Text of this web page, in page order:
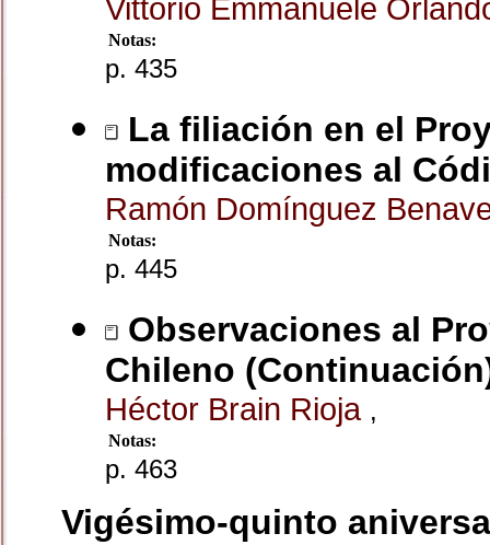
Vittorio Emmanuele
Notas:
p. 435
La filiación en el
modificaciones al
Ramón Domínguez
Notas:
p. 445
Observaciones al
Chileno
Héctor Brain Rioja ,
Notas:
p. 463
Vigésimo-quinto